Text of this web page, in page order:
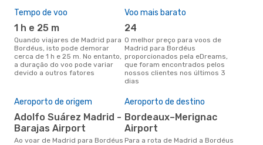
BOD- MAD
Sex., 9 De Out. - Seg., 12 De Out.
VoloteaDireto
MAD - BOD
Volotea Direto
BOD- MAD
Tempo de voo
1 h e 25 m
Quando viajares de Madrid para
Bordéus, isto pode demorar
cerca de 1 h e 25 m. No entanto,
a duração do voo pode variar
devido a outros fatores
Voo mais barato
24
O melhor preço para voos de
Madrid para Bordéus
proporcionados pela eDreams,
que foram encontrados pelos
nossos clientes nos últimos 3
dias
Aeroporto de origem
Adolfo Suárez Madrid -
Barajas Airport
Ao voar de Madrid para Bordéus
Aeroporto de destino
Bordeaux–Merignac
Airport
Para a rota de Madrid a Bordéus